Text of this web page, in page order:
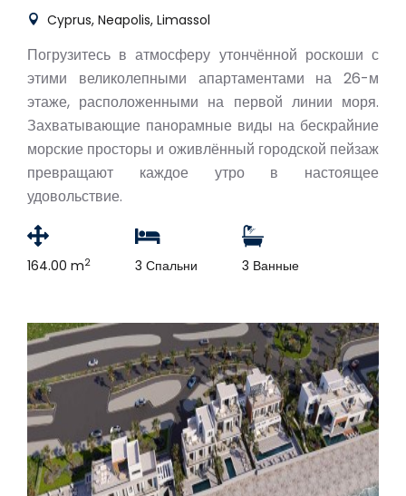
Cyprus, Neapolis, Limassol
Погрузитесь в атмосферу утончённой роскоши с
этими великолепными апартаментами на 26-м
этаже, расположенными на первой линии моря.
Захватывающие панорамные виды на бескрайние
морские просторы и оживлённый городской пейзаж
превращают каждое утро в настоящее
удовольствие.
164.00 m2 3 Спальни 3 Ванные